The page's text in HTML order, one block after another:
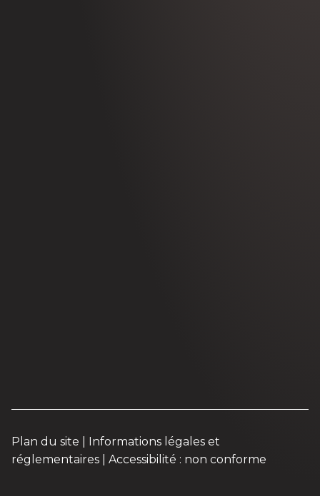
Plan du site
Informations légales et
réglementaires
Accessibilité : non conforme